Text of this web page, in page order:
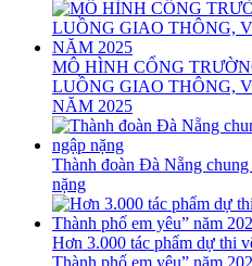
MÔ HÌNH CỔNG
LUỒNG GIAO THÔNG,
NĂM 2025
Thành đoàn Đà Nẵng
nặng
Hơn 3.000 tác phẩm dự thi